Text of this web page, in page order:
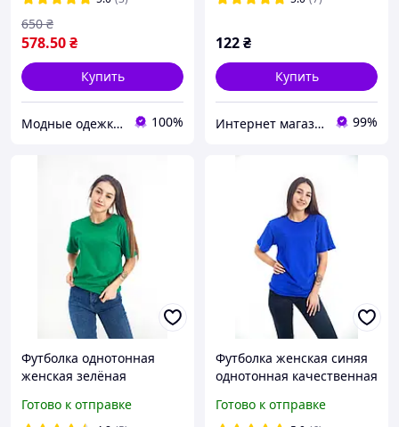
578.50₴
650 ₴
Купить
Модные одежки для меня и крошки 100%
122₴
Купить
Интернет магазин ТАУТОРГ 99%
Футболка однотонная
женская зелёная
160г, футболка зелёная
Готово к отправке
Футболка женская синяя
однотонная качественная
свободного кроя унисекс
Готово к отправке